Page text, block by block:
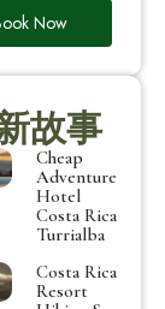
Now
故事
Cheap
Adventure
Hotel
Costa Rica
Turrialba
Costa Rica
Resort